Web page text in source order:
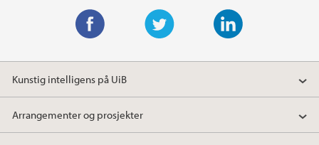
w
t
e
i
k
d
a
c
e
b
o
Kunstig intelligens på UiB
Arrangementer og prosjekter